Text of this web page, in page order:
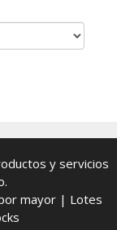
y servicios
mayor | Lotes